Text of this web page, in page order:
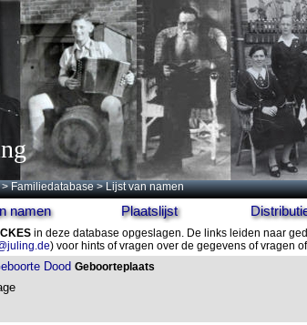
>Familiedatabase > Lijst van namen
namen Plaatslijst
in deze database opgeslagen. De links leiden naar
) voor hints of vragen over de gegevens of vragen
Dood Geboorteplaats